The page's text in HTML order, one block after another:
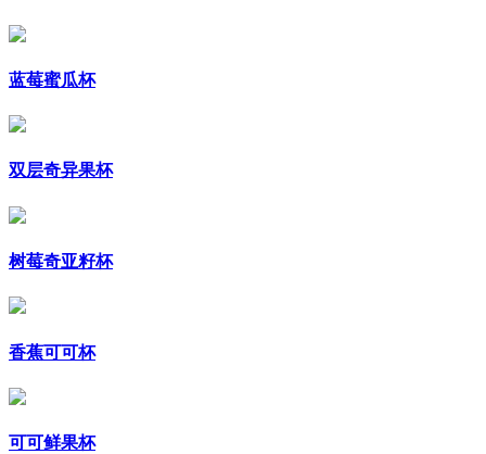
蓝莓蜜瓜杯
双层奇异果杯
树莓奇亚籽杯
香蕉可可杯
可可鲜果杯